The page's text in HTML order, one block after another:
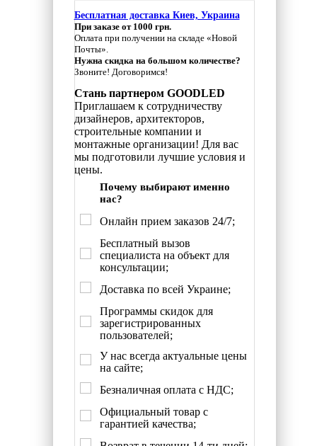
Бесплатная доставка Киев, Украина
При заказе от 1000 грн.
Оплата при получении на складе «Новой
Почты».
Нужна скидка на большом количестве?
Звоните! Договоримся!
Стань партнером GOODLED
Приглашаем к сотрудничеству
дизайнеров, архитекторов,
строительные компании и
монтажные организации! Для вас
мы подготовили лучшие условия и
цены.
Почему выбирают именно
нас?
Онлайн прием заказов 24/7;
Бесплатный вызов
специалиста на объект для
консультации;
Доставка по всей Украине;
Программы скидок для
зарегистрированных
пользователей;
У нас всегда актуальные цены
на сайте;
Безналичная оплата с НДС;
Официальный товар с
гарантией качества;